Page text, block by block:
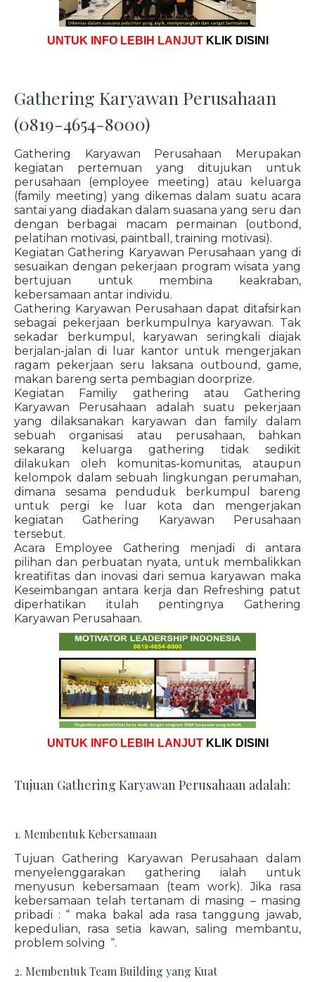
UNTUK INFO LEBIH LANJUT KLIK DISINI
Gathering Karyawan Perusahaan
(0819-4654-8000)
Gathering Karyawan Perusahaan Merupakan
kegiatan pertemuan yang ditujukan untuk
perusahaan (employee meeting) atau keluarga
(family meeting) yang dikemas dalam suatu acara
santai yang diadakan dalam suasana yang seru dan
dengan berbagai macam permainan (outbond,
pelatihan motivasi, paintball, training motivasi).
Kegiatan Gathering Karyawan Perusahaan yang di
sesuaikan dengan pekerjaan program wisata yang
bertujuan untuk membina keakraban,
kebersamaan antar individu.
Gathering Karyawan Perusahaan dapat ditafsirkan
sebagai pekerjaan berkumpulnya karyawan. Tak
sekadar berkumpul, karyawan seringkali diajak
berjalan-jalan di luar kantor untuk mengerjakan
ragam pekerjaan seru laksana outbound, game,
makan bareng serta pembagian doorprize.
Kegiatan Familiy gathering atau Gathering
Karyawan Perusahaan adalah suatu pekerjaan
yang dilaksanakan karyawan dan family dalam
sebuah organisasi atau perusahaan, bahkan
sekarang keluarga gathering tidak sedikit
dilakukan oleh komunitas-komunitas, ataupun
kelompok dalam sebuah lingkungan perumahan,
dimana sesama penduduk berkumpul bareng
untuk pergi ke luar kota dan mengerjakan
kegiatan Gathering Karyawan Perusahaan
tersebut.
Acara Employee Gathering menjadi di antara
pilihan dan perbuatan nyata, untuk membalikkan
kreatifitas dan inovasi dari semua karyawan maka
Keseimbangan antara kerja dan Refreshing patut
diperhatikan itulah pentingnya Gathering
Karyawan Perusahaan.
UNTUK INFO LEBIH LANJUT KLIK DISINI
Tujuan Gathering Karyawan Perusahaan adalah:
1. Membentuk Kebersamaan
Tujuan Gathering Karyawan Perusahaan dalam
menyelenggarakan gathering ialah untuk
menyusun kebersamaan (team work). Jika rasa
kebersamaan telah tertanam di masing – masing
pribadi : “ maka bakal ada rasa tanggung jawab,
kepedulian, rasa setia kawan, saling membantu,
problem solving “.
2. Membentuk Team Building yang Kuat